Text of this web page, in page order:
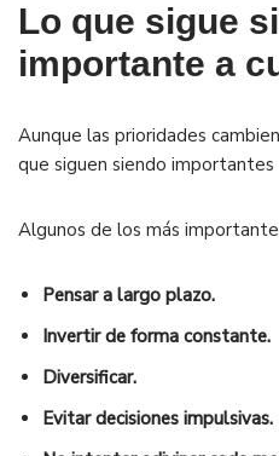
Lo que sigue
importante a
Aunque las prioridades
que siguen siendo
Algunos de los más
Pensar a largo plazo.
Invertir de forma constante.
Diversificar.
Evitar decisiones impulsivas.